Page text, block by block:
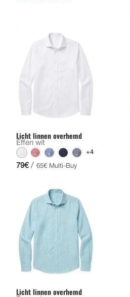
Licht linnen overhemd
Effen wit
+4
79€ / 65€ Multi-Buy
Licht linnen overhemd